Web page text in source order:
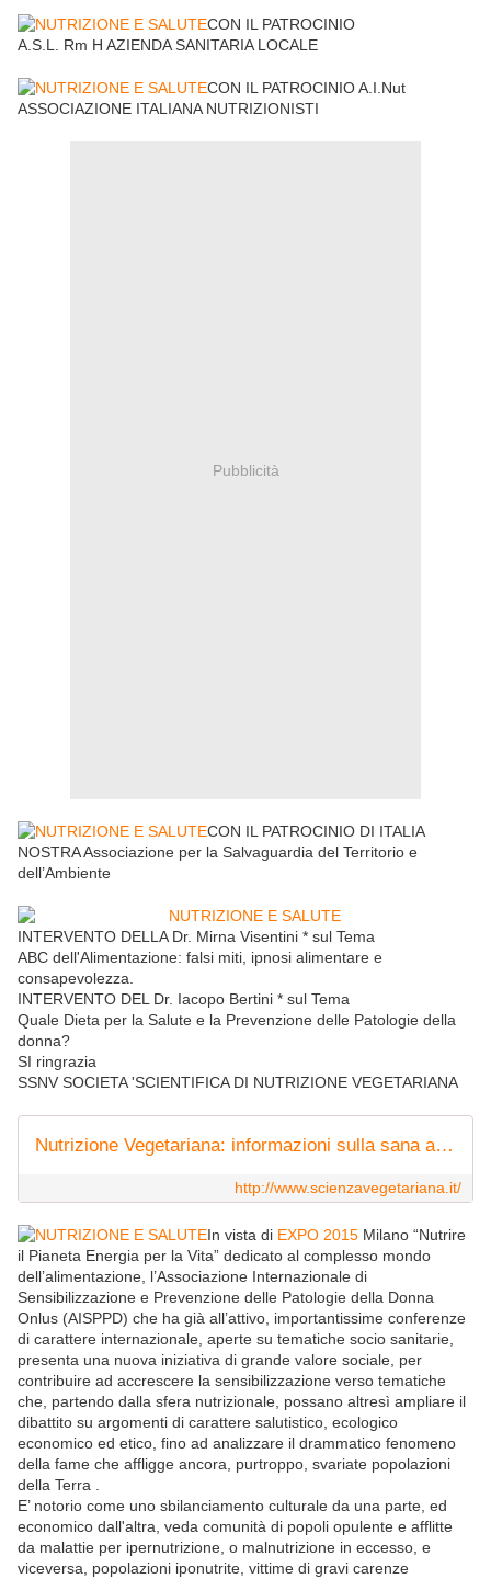
CON IL PATROCINIO
A.S.L. Rm H AZIENDA SANITARIA LOCALE
CON IL PATROCINIO A.I.Nut
ASSOCIAZIONE ITALIANA NUTRIZIONISTI
Pubblicità
CON IL PATROCINIO DI ITALIA
NOSTRA Associazione per la Salvaguardia del Territorio e
dell’Ambiente
INTERVENTO DELLA Dr. Mirna Visentini * sul Tema
ABC dell'Alimentazione: falsi miti, ipnosi alimentare e
consapevolezza.
INTERVENTO DEL Dr. Iacopo Bertini * sul Tema
Quale Dieta per la Salute e la Prevenzione delle Patologie della
donna?
SI ringrazia
SSNV SOCIETA 'SCIENTIFICA DI NUTRIZIONE VEGETARIANA
Nutrizione Vegetariana: informazioni sulla sana alimentazione
http://www.scienzavegetariana.it/
In vista di EXPO 2015 Milano “Nutrire
il Pianeta Energia per la Vita” dedicato al complesso mondo
dell’alimentazione, l’Associazione Internazionale di
Sensibilizzazione e Prevenzione delle Patologie della Donna
Onlus (AISPPD) che ha già all’attivo, importantissime conferenze
di carattere internazionale, aperte su tematiche socio sanitarie,
presenta una nuova iniziativa di grande valore sociale, per
contribuire ad accrescere la sensibilizzazione verso tematiche
che, partendo dalla sfera nutrizionale, possano altresì ampliare il
dibattito su argomenti di carattere salutistico, ecologico
economico ed etico, fino ad analizzare il drammatico fenomeno
della fame che affligge ancora, purtroppo, svariate popolazioni
della Terra .
E’ notorio come uno sbilanciamento culturale da una parte, ed
economico dall'altra, veda comunità di popoli opulente e afflitte
da malattie per ipernutrizione, o malnutrizione in eccesso, e
viceversa, popolazioni iponutrite, vittime di gravi carenze